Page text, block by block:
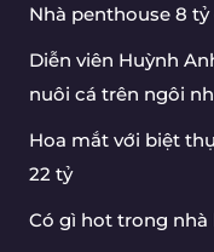
Nhà penthouse 8
Diễn viên Huỳnh
nuôi cá trên ngôi
Hoa mắt với biệt
22 tỷ
Có gì hot trong nhà